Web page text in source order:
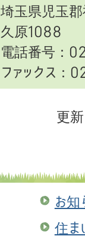
埼玉県児玉
久原1088
電話番号：
ファックス
更
お知
住ま